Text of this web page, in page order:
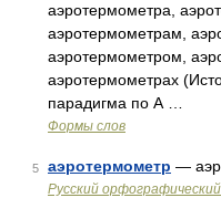
аэротермометра,
аэротермометрам,
аэротермометром,
аэротермометрах
парадигма по А …
Формы слов
5 аэротермометр —
Русский